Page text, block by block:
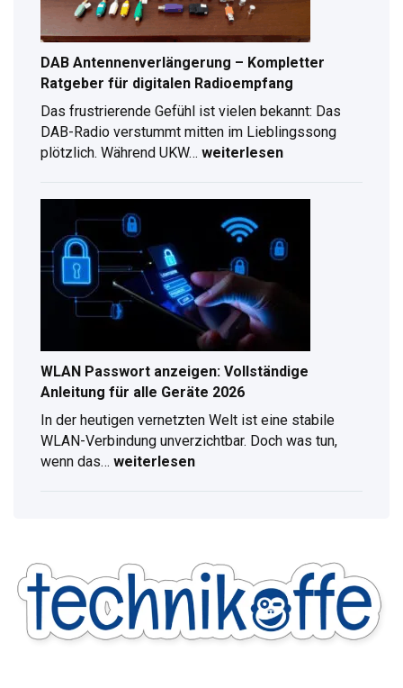
DAB Antennenverlängerung – Kompletter
Ratgeber für digitalen Radioempfang
Das frustrierende Gefühl ist vielen bekannt: Das
DAB-Radio verstummt mitten im Lieblingssong
plötzlich. Während UKW…
Kompletter
Ratgeber
für
digitalen
Radioempfang
weiterlesen
WLAN Passwort anzeigen: Vollständige
Anleitung für alle Geräte 2026
In der heutigen vernetzten Welt ist eine stabile
WLAN-Verbindung unverzichtbar. Doch was tun,
wenn das…
für
alle
Geräte
2026
weiterlesen